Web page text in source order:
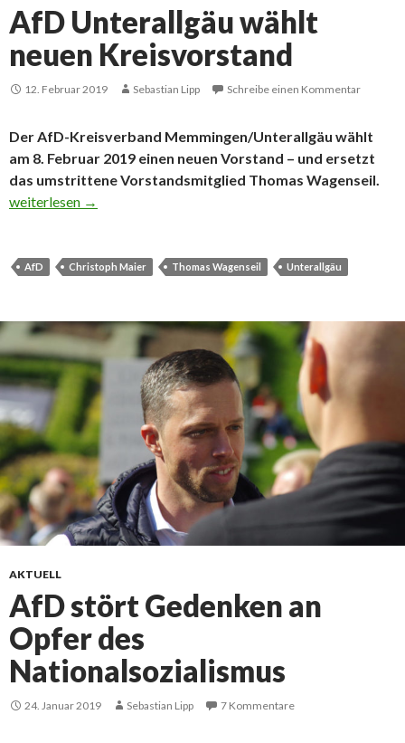
AfD Unterallgäu wählt
neuen Kreisvorstand
12. Februar 2019 Sebastian Lipp Schreibe einen Kommentar
Der AfD-Kreisverband Memmingen/Unterallgäu wählt
am 8. Februar 2019 einen neuen Vorstand – und ersetzt
das umstrittene Vorstandsmitglied Thomas Wagenseil.
AfD Unterallgäu wählt neuen Kreisvorstand
weiterlesen →
AfD Christoph Maier Thomas Wagenseil Unterallgäu
AKTUELL
AfD stört Gedenken an
Opfer des
Nationalsozialismus
24. Januar 2019 Sebastian Lipp 7 Kommentare